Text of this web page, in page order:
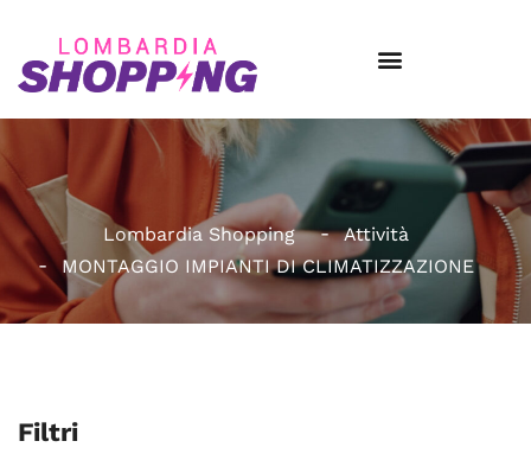
Lombardia Shopping
Attività
MONTAGGIO IMPIANTI DI CLIMATIZZAZIONE
Filtri